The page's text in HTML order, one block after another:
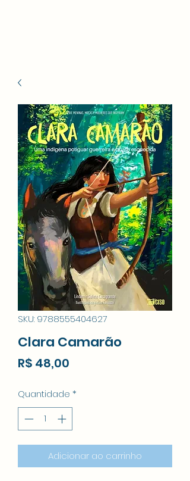
SKU: 9788555404627
Clara Camarão
R$ 48,00
Quantidade *
Adicionar ao carrinho